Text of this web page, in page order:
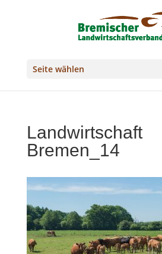
Seite wählen
Landwirtschaft
Bremen_14